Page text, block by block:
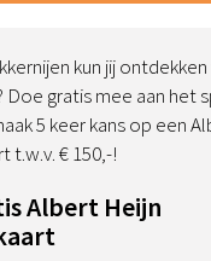
kun jij
Doe gratis mee aan het
5 keer kans op een
t.w.v. € 150,-!
Albert Heijn